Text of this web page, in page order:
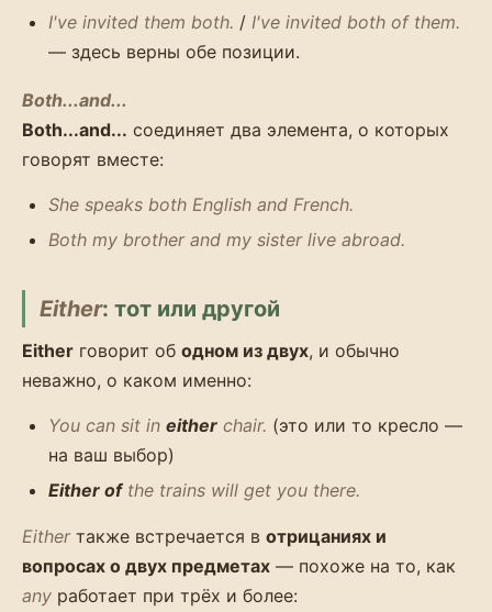
I've invited them both. / I've invited both of them.
— здесь верны обе позиции.
Both...and...
Both...and... соединяет два элемента, о которых
говорят вместе:
She speaks both English and French.
Both my brother and my sister live abroad.
Either: тот или другой
Either говорит об одном из двух, и обычно
неважно, о каком именно:
You can sit in either chair. (это или то кресло —
на ваш выбор)
Either of the trains will get you there.
Eitherтакже встречается в отрицаниях и
вопросах о двух предметах — похоже на то, как
any работает при трёх и более: